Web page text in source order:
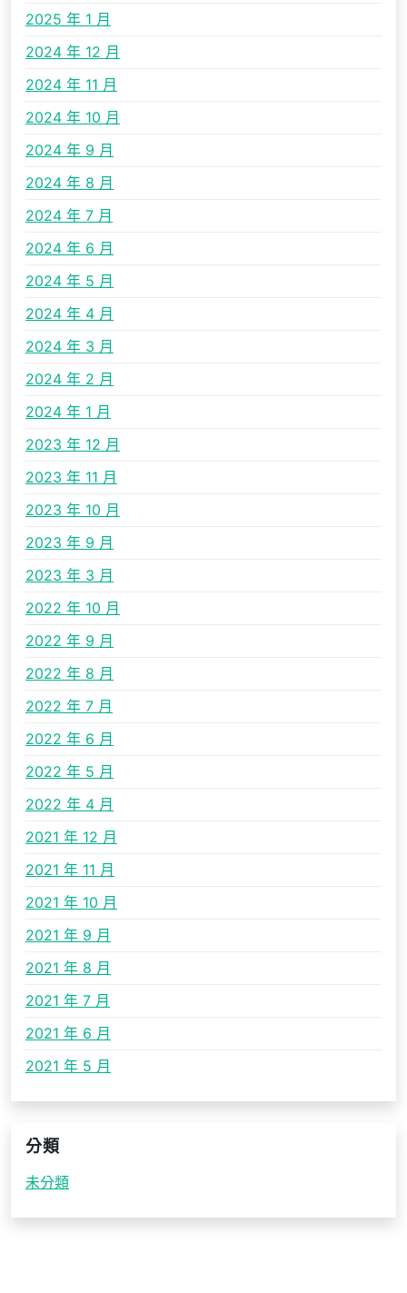
2025 年 1 月
2024 年 12 月
2024 年 11 月
2024 年 10 月
2024 年 9 月
2024 年 8 月
2024 年 7 月
2024 年 6 月
2024 年 5 月
2024 年 4 月
2024 年 3 月
2024 年 2 月
2024 年 1 月
2023 年 12 月
2023 年 11 月
2023 年 10 月
2023 年 9 月
2023 年 3 月
2022 年 10 月
2022 年 9 月
2022 年 8 月
2022 年 7 月
2022 年 6 月
2022 年 5 月
2022 年 4 月
2021 年 12 月
2021 年 11 月
2021 年 10 月
2021 年 9 月
2021 年 8 月
2021 年 7 月
2021 年 6 月
2021 年 5 月
分類
未分類